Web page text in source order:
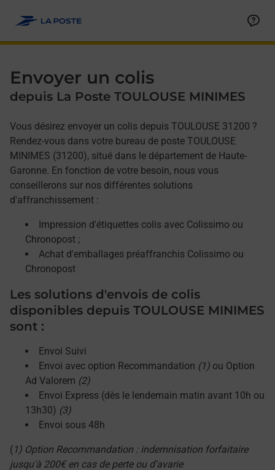
Envoyer un colis
depuis La Poste TOULOUSE MINIMES
Vous désirez envoyer un colis depuis TOULOUSE 31200 ?
Rendez-vous dans votre bureau de poste TOULOUSE
MINIMES (31200), situé dans le département de Haute-
Garonne. En fonction de votre besoin, nous vous
conseillerons sur nos différentes solutions
d'affranchissement :
Impression d'étiquettes colis avec Colissimo ou
Chronopost ;
Achat d'emballages préaffranchis Colissimo ou
Chronopost
Les solutions d'envois de colis
disponibles depuis TOULOUSE MINIMES
sont :
Envoi Suivi
Envoi avec option Recommandation (1) ou Option
Ad Valorem (2)
Envoi Express (dès le lendemain matin avant 10h ou
13h30) (3)
Envoi sous 48h
( 1) Option Recommandation : indemnisation forfaitaire
jusqu'à 200€ en cas de perte ou d'avarie